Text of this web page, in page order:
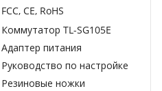
FCC, CE, RoHS
Коммутатор TL-SG105E
Адаптер питания
Руководство по настройке
Резиновые ножки